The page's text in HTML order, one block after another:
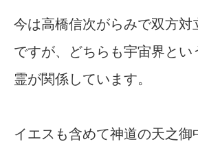
今は高橋信次がらみで双方対
ですが、どちらも宇宙界とい
霊が関係しています。
イエスも含めて神道の天之御